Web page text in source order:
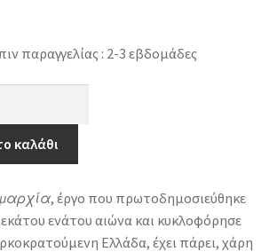
παραγγελίας : 2-3 εβδομάδες
καλάθι
, έργο που πρωτοδημοσιεύθηκε
ενάτου αιώνα και κυκλοφόρησε
Ελλάδα, έχει πάρει, χάρη